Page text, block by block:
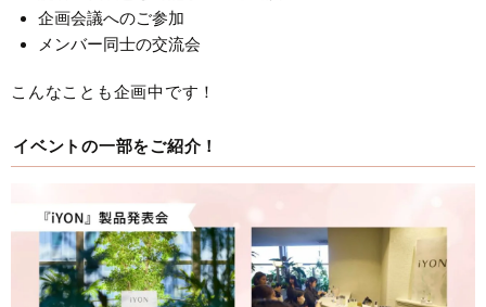
企画会議へのご参加
メンバー同士の交流会
こんなことも企画中です！
イベントの一部をご紹介！